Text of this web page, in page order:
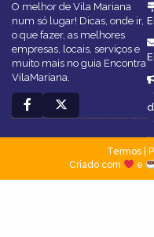
O melhor de Vila Mariana
num só lugar! Dicas, onde ir,
o que fazer, as melhores
empresas, locais, serviços e
muito mais no guia Encontra
VilaMariana.
Termos|
Criado com
e